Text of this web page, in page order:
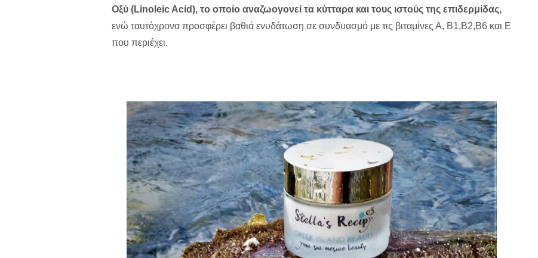
Οξύ (Linoleic Acid), το οποίο αναζωογονεί τα κύτταρα και τους ιστούς της επιδερμίδας,
ενώ ταυτόχρονα προσφέρει βαθιά ενυδάτωση σε συνδυασμό με τις βιταμίνες Α, Β1,Β2,Β6 και Ε
που περιέχει.